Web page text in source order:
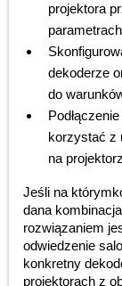
projektora
parametrach
dekoderze
do
korzystać z
na
Jeśli na
dana
rozwiązaniem
odwiedzenie
konkretny
projektorach z